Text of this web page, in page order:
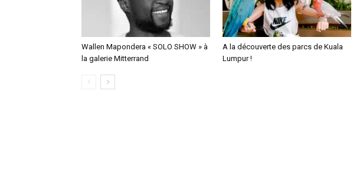
Wallen Mapondera « SOLO SHOW » à
la galerie Mitterrand
A la découverte des parcs de Kuala
Lumpur !